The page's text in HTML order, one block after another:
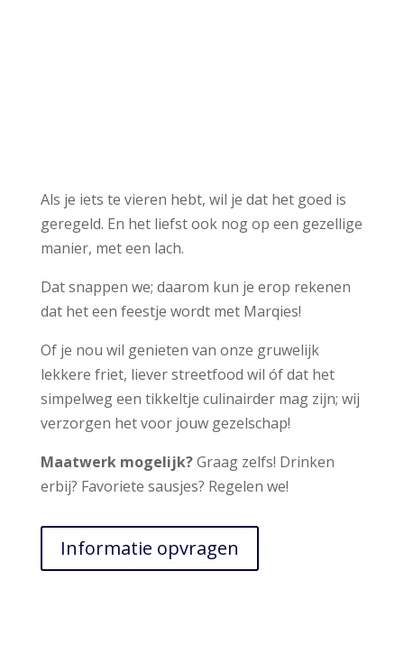
Als je iets te vieren hebt, wil je dat het goed is
geregeld. En het liefst ook nog op een gezellige
manier, met een lach.
Dat snappen we; daarom kun je erop rekenen
dat het een feestje wordt met Marqies!
Of je nou wil genieten van onze gruwelijk
lekkere friet, liever streetfood wil óf dat het
simpelweg een tikkeltje culinairder mag zijn; wij
verzorgen het voor jouw gezelschap!
Maatwerk mogelijk?Graag zelfs! Drinken
erbij? Favoriete sausjes? Regelen we!
Informatie opvragen